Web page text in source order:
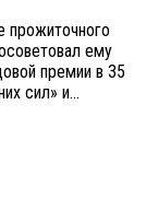
прожиточного
ему
премии в 35
сил» и...